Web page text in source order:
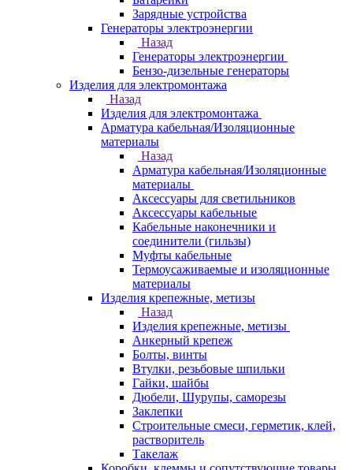
Зарядные устройства
Генераторы электроэнергии
Назад
Генераторы электроэнергии
Бензо-дизельные генераторы
Изделия для электромонтажа
Назад
Изделия для электромонтажа
Арматура кабельная/Изоляционные
материалы
Назад
Арматура кабельная/Изоляционные
материалы
Аксессуары для светильников
Аксессуары кабельные
Кабельные наконечники и
соединители (гильзы)
Муфты кабельные
Термоусаживаемые и изоляционные
материалы
Изделия крепежные, метизы
Назад
Изделия крепежные, метизы
Анкерный крепеж
Болты, винты
Втулки, резьбовые шпильки
Гайки, шайбы
Дюбели, Шурупы, саморезы
Заклепки
Строительные смеси, герметик, клей,
растворитель
Такелаж